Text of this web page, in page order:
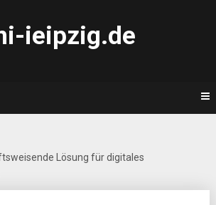
ieipzig.de
Lösung für digitales